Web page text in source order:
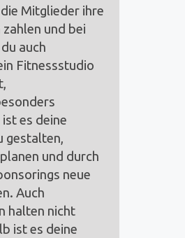
Mitglieder ihre
und bei
auch
Fitnessstudio
es deine
gestalten,
und durch
neue
Auch
halten nicht
ist es deine